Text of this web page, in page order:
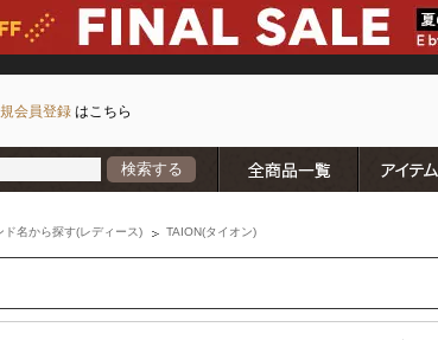
会員登録 はこちら
検索する
ド名から探す(レディース) TAION(タイオン)